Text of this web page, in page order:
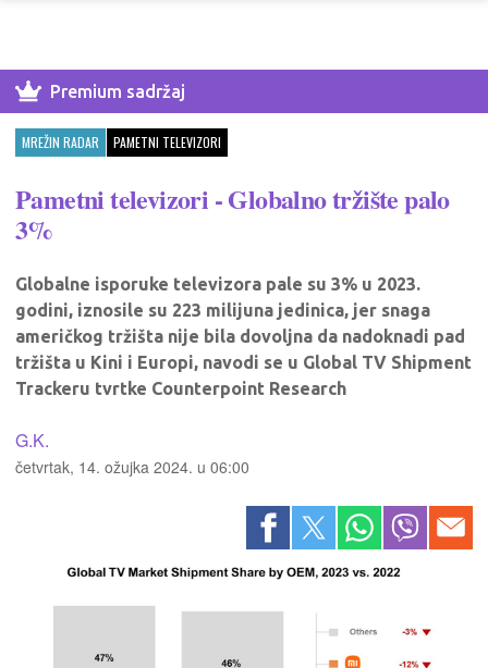
Premium sadržaj
MREŽIN RADAR PAMETNI TELEVIZORI
Pametni televizori - Globalno tržište palo
3%
Globalne isporuke televizora pale su 3% u 2023.
godini, iznosile su 223 milijuna jedinica, jer snaga
američkog tržišta nije bila dovoljna da nadoknadi pad
tržišta u Kini i Europi, navodi se u Global TV Shipment
Trackeru tvrtke Counterpoint Research
G.K.
četvrtak, 14. ožujka 2024. u 06:00